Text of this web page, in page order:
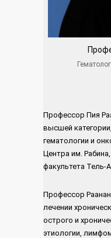
Профессор Пия
высшей
гематологии и
Центра им.
факультета Тель-
Профессор
лечении
острого и
этиологии,